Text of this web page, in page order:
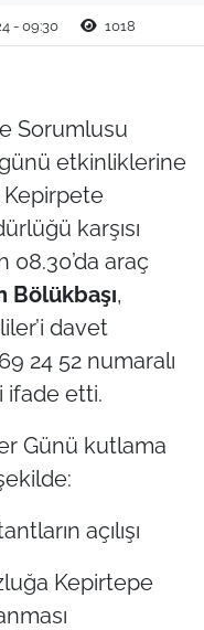
- 09:30 1018
Sorumlusu
etkinliklerine
Kepirpete
karşısı
08.30’da araç
Bölükbaşı,
davet
24 52 numaralı
ifade etti.
Günü kutlama
açılışı
Kepirtepe